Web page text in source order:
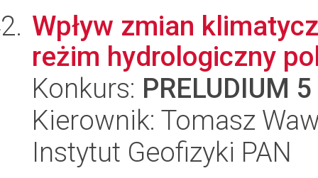
Wpływ zmian
reżim hydrologiczny
Konkurs: PRELUDIUM 5
Kierownik: Tomasz
Instytut Geofizyki PAN